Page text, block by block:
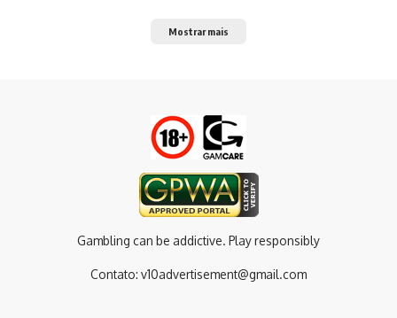
Mostrar mais
Gambling can be addictive. Play responsibly
Contato: v10advertisement@gmail.com